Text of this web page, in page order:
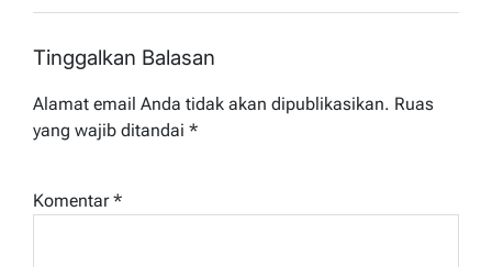
Tinggalkan Balasan
Alamat email Anda tidak akan dipublikasikan. Ruas
yang wajib ditandai *
Komentar*